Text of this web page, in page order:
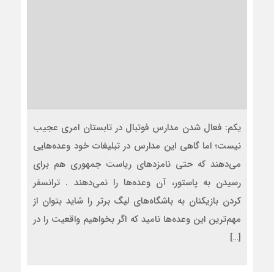
یکم: فعال شدن مدارس فوتبال در تابستان امری عجیب
نیست؛ اما گاهی این مدارس در تبلیغات خود وعده‌هایی
می‌دهند که حتی نامزدهای ریاست جمهوری هم برای
رسیدن به پاستور، آن وعده‌ها را نمی‌دهند . ترانسفر
کردن بازیکنان به باشگاه‌های لیگ برتر را شاید بتوان از
مهم‌ترین این وعده‌ها نامید که اگر بخواهیم واقعیت را در
[…]